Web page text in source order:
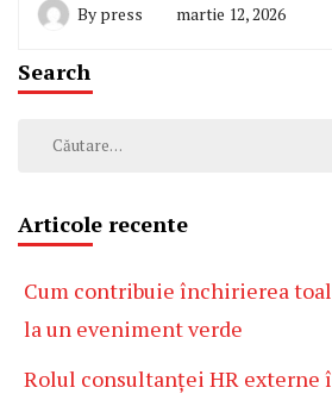
By press martie 12, 2026
Search
Caută
Articole recente
Cum contribuie închirierea
la un eveniment verde
Rolul consultanței HR externe